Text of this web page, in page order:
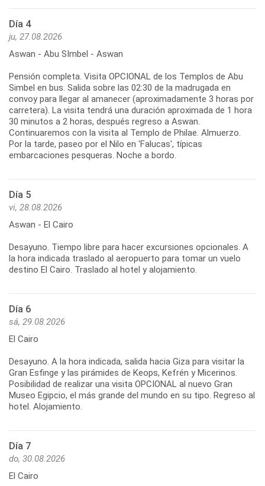
Día 4
ju, 27.08.2026
Aswan - Abu SImbel - Aswan
Pensión completa. Visita OPCIONAL de los Templos de Abu
Simbel en bus. Salida sobre las 02:30 de la madrugada en
convoy para llegar al amanecer (aproximadamente 3 horas por
carretera). La visita tendrá una duración aproximada de 1 hora
30 minutos a 2 horas, después regreso a Aswan.
Continuaremos con la visita al Templo de Philae. Almuerzo.
Por la tarde, paseo por el Nilo en 'Falucas', típicas
embarcaciones pesqueras. Noche a bordo.
Día 5
vi, 28.08.2026
Aswan - El Cairo
Desayuno. Tiempo libre para hacer excursiones opcionales. A
la hora indicada traslado al aeropuerto para tomar un vuelo
destino El Cairo. Traslado al hotel y alojamiento.
Día 6
sá, 29.08.2026
El Cairo
Desayuno. A la hora indicada, salida hacia Giza para visitar la
Gran Esfinge y las pirámides de Keops, Kefrén y Micerinos.
Posibilidad de realizar una visita OPCIONAL al nuevo Gran
Museo Egipcio, el más grande del mundo en su tipo. Regreso al
hotel. Alojamiento.
Día 7
do, 30.08.2026
El Cairo